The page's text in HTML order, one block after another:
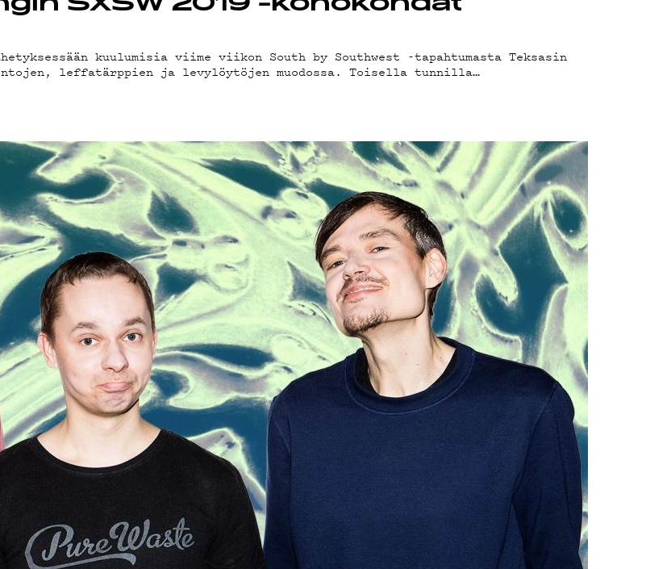
SXSW 2019 -kohokohdat
kuulumisia viime viikon South by Southwest -tapahtumasta Teksasin
leffatärppien ja levylöytöjen muodossa. Toisella tunnilla…